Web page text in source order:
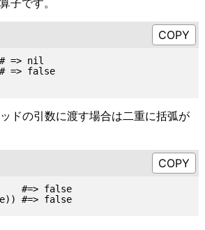
子です。
=> nil
=> false
ドの引数に渡す場合は二重に括弧が
#=> false
p((true and false)) #=> false